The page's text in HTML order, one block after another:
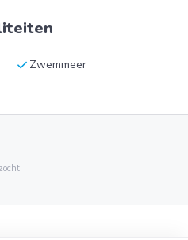
check Zwemmeer